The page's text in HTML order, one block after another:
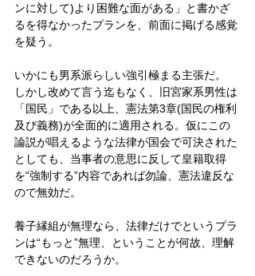
ンに対して)より困難な面がある」と書かざ
るを得なかったプランを、前面に掲げる感覚
を疑う。
いかにも男系派らしい強引極まる主張だ。
しかし改めて言う迄もなく、旧宮家系男性は
「国民」である以上、憲法第3章(国民の権利
及び義務)が全面的に適用される。仮にこの
論説が唱えるような法律が国会で可決された
としても、当事者の意思に反して皇籍取得
を“強制する”内容であれば勿論、憲法違反な
ので無効だ。
養子縁組が無理なら、法律だけでというプラ
ンは“もっと”無理、ということが何故、理解
できないのだろうか。